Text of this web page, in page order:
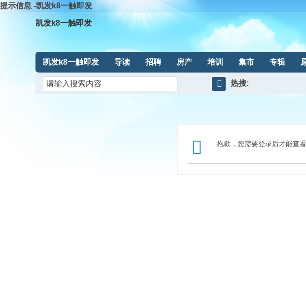
提示信息 -凯发k8一触即发
凯发k8一触即发
凯发k8一触即发 导读 招聘 房产 培训 集市 专辑
热搜:
抱歉，您需要登录后才能查看